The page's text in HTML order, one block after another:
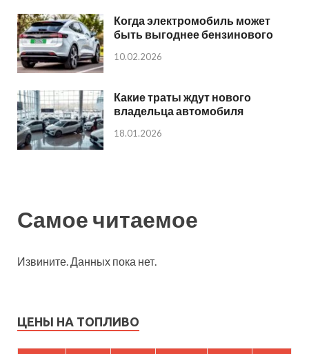
Когда электромобиль может
быть выгоднее бензинового
10.02.2026
Какие траты ждут нового
владельца автомобиля
18.01.2026
Самое читаемое
Извините. Данных пока нет.
ЦЕНЫ НА ТОПЛИВО